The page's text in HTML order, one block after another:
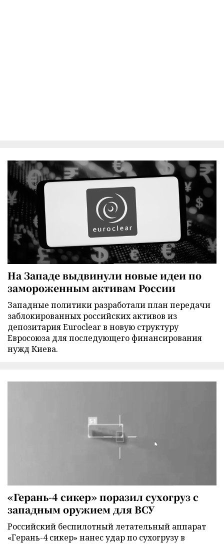
На Западе выдвинули новые идеи по
замороженным активам России
Западные политики разработали план передачи
заблокированных российских активов из
депозитария Euroclear в новую структуру
Евросоюза для последующего финансирования
нужд Киева.
«Герань-4 сикер» поразил сухогруз с
западным оружием для ВСУ
Российский беспилотный летательный аппарат
«Герань-4 сикер» нанес удар по сухогрузу в